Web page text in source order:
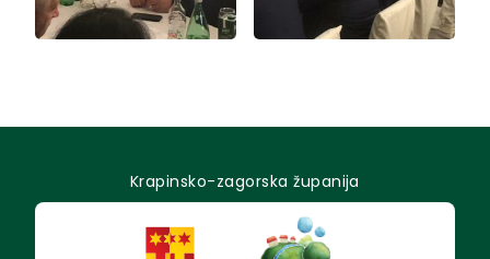
Krapinsko-zagorska županija